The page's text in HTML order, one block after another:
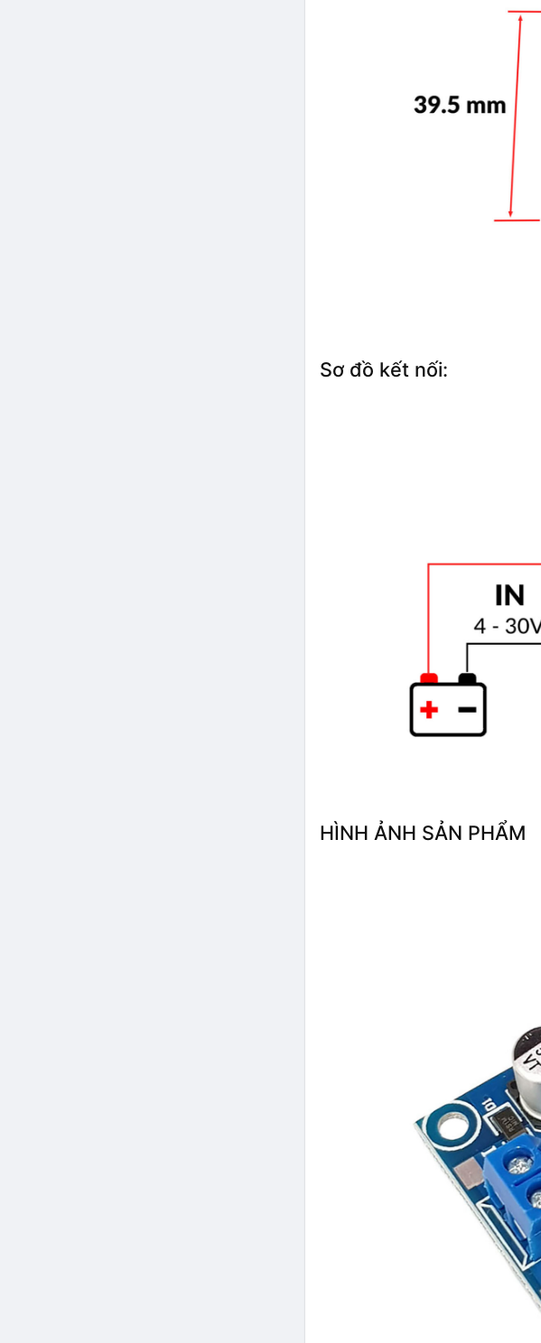
Sơ đồ kết nối:
HÌNH ẢNH SẢN PHẨM